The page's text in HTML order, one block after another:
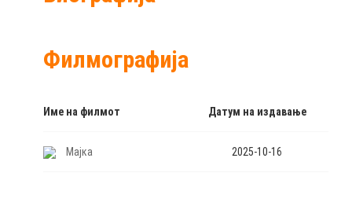
Филмографија
Име на филмот Датум на издавање
Мајка 2025-10-16